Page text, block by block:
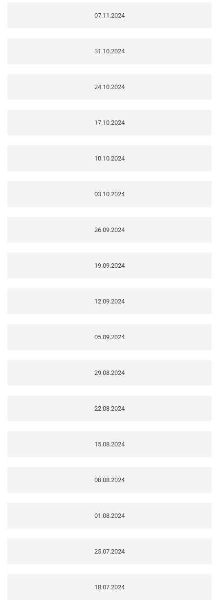
07.11.2024
31.10.2024
24.10.2024
17.10.2024
10.10.2024
03.10.2024
26.09.2024
19.09.2024
12.09.2024
05.09.2024
29.08.2024
22.08.2024
15.08.2024
08.08.2024
01.08.2024
25.07.2024
18.07.2024